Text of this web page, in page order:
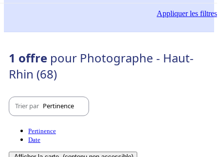
Appliquerles filtres
1 offre pour Photographe - Haut-
Rhin (68)
Trier par Pertinence
Pertinence
Date